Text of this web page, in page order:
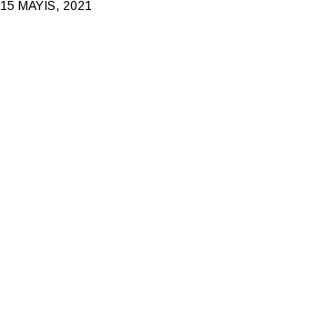
15 MAYIS, 2021